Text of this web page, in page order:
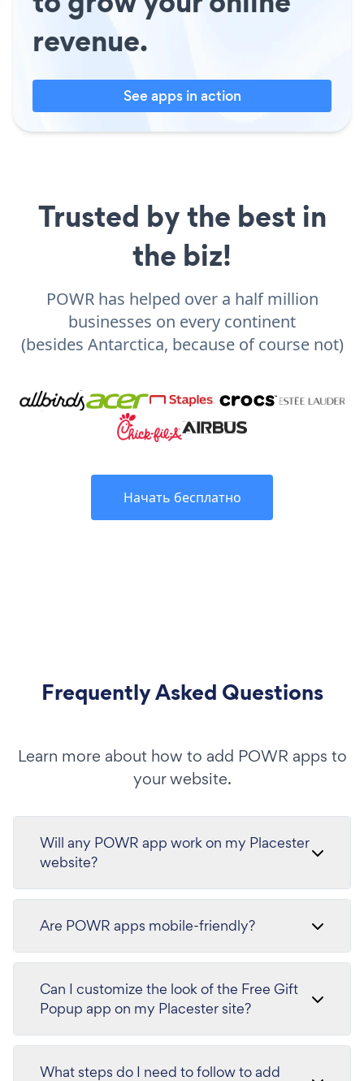
revenue.
See apps in action
Trusted by the best in
the biz!
POWR has helped over a half million
businesses on every continent
(besides Antarctica, because of course not)
Начать бесплатно
Frequently Asked Questions
Learn more about how to add POWR apps to
your website.
Will any POWR app work on my Placester
website?
Are POWR apps mobile-friendly?
Can I customize the look of the Free Gift
Popup app on my Placester site?
What steps do I need to follow to add